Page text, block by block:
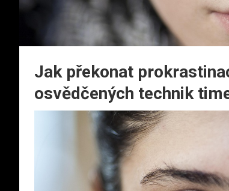
Jak překonat
osvědčených technik